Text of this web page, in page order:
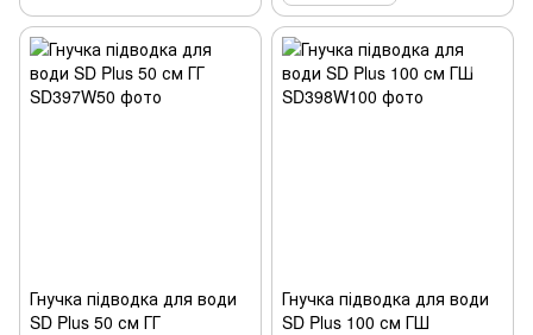
Гнучка підводка для води
SD Plus 50 см ГГ
Гнучка підводка для води
SD Plus 100 см ГШ